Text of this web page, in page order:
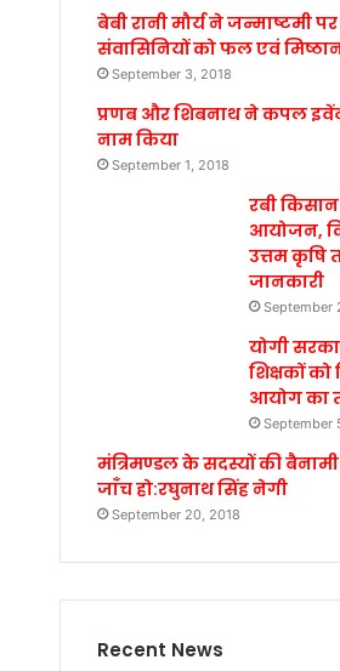
बेबी रानी मौर्य ने जन्माष्टमी
संवासिनियों को फल एवं
September 3, 2018
प्रणब और शिबनाथ ने कपल
नाम किया
September 1, 2018
रबी
आयोजन,
उत्तम कृषि
जानकारी
September
योगी
शिक्षकों
आयोग का
September
मंत्रिमण्डल के सदस्यों की बैनामी
जाँच हो:रघुनाथ सिंह नेगी
September 20, 2018
Recent News